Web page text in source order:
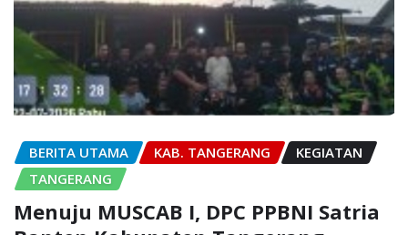
BERITA UTAMA KAB. TANGERANG
KEGIATAN
TANGERANG
Menuju MUSCAB I, DPC PPBNI Satria